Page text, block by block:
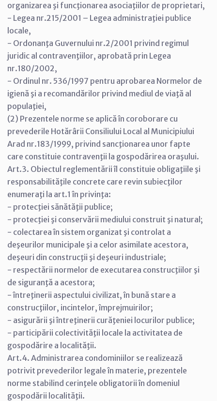
organizarea şi funcţionarea asociaţiilor de proprietari,
- Legea nr.215/2001 – Legea administraţiei publice
locale,
- Ordonanţa Guvernului nr.2/2001 privind regimul
juridic al contravenţiilor, aprobată prin Legea
nr.180/2002,
- Ordinul nr. 536/1997 pentru aprobarea Normelor de
igienă şi a recomandărilor privind mediul de viaţă al
populaţiei,
(2) Prezentele norme se aplică în coroborare cu
prevederile Hotărârii Consiliului Local al Municipiului
Arad nr.183/1999, privind sancţionarea unor fapte
care constituie contravenţii la gospodărirea oraşului.
Art.3. Obiectul reglementării îl constituie obligaţiile şi
responsabilităţile concrete care revin subiecţilor
enumeraţi la art.1 în privinţa:
- protecţiei sănătăţii publice;
- protecţiei şi conservării mediului construit şi natural;
- colectarea în sistem organizat şi controlat a
deşeurilor municipale şi a celor asimilate acestora,
deşeuri din construcţii şi deşeuri industriale;
- respectării normelor de executarea construcţiilor şi
de siguranţă a acestora;
- întreţinerii aspectului civilizat, în bună stare a
construcţiilor, incintelor, împrejmuirilor;
- asigurării şi întreţinerii curăţeniei locurilor publice;
- participării colectivităţii locale la activitatea de
gospodărire a localităţii.
Art.4. Administrarea condominiilor se realizează
potrivit prevederilor legale în materie, prezentele
norme stabilind cerinţele obligatorii în domeniul
gospodării localităţii.